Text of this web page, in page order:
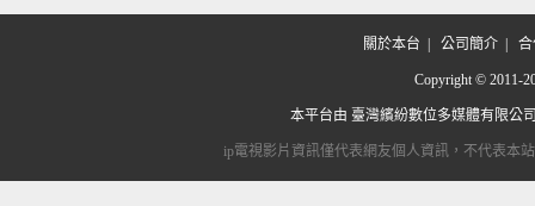
關於本台 公司簡介| 合
Copyright © 2011-
本平台由 臺灣繽紛數位多媒體有限公
ip電視影片資訊僅代表網友個人資訊，不代表本